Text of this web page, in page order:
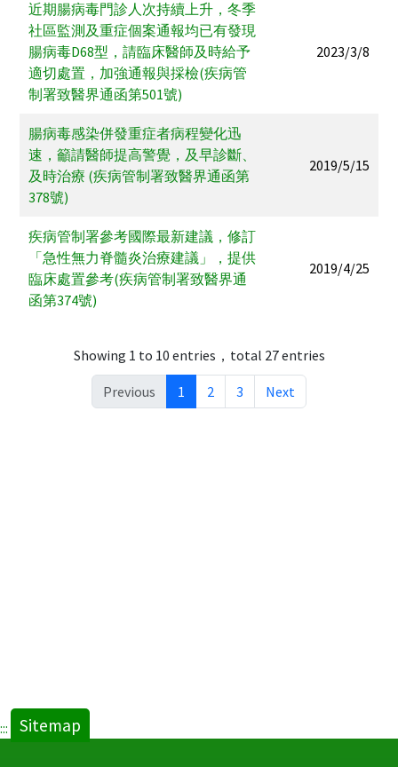
近期腸病毒門診人次持續上升，冬季
社區監測及重症個案通報均已有發現
腸病毒D68型，請臨床醫師及時給予
適切處置，加強通報與採檢(疾病管
制署致醫界通函第501號)
2023/3/8
腸病毒感染併發重症者病程變化迅
速，籲請醫師提高警覺，及早診斷、
及時治療 (疾病管制署致醫界通函第
378號)
2019/5/15
疾病管制署參考國際最新建議，修訂
「急性無力脊髓炎治療建議」，提供
臨床處置參考(疾病管制署致醫界通
函第374號)
2019/4/25
Showing 1 to 10 entries，total 27 entries
Previous 1 2 3 Next
::: Sitemap